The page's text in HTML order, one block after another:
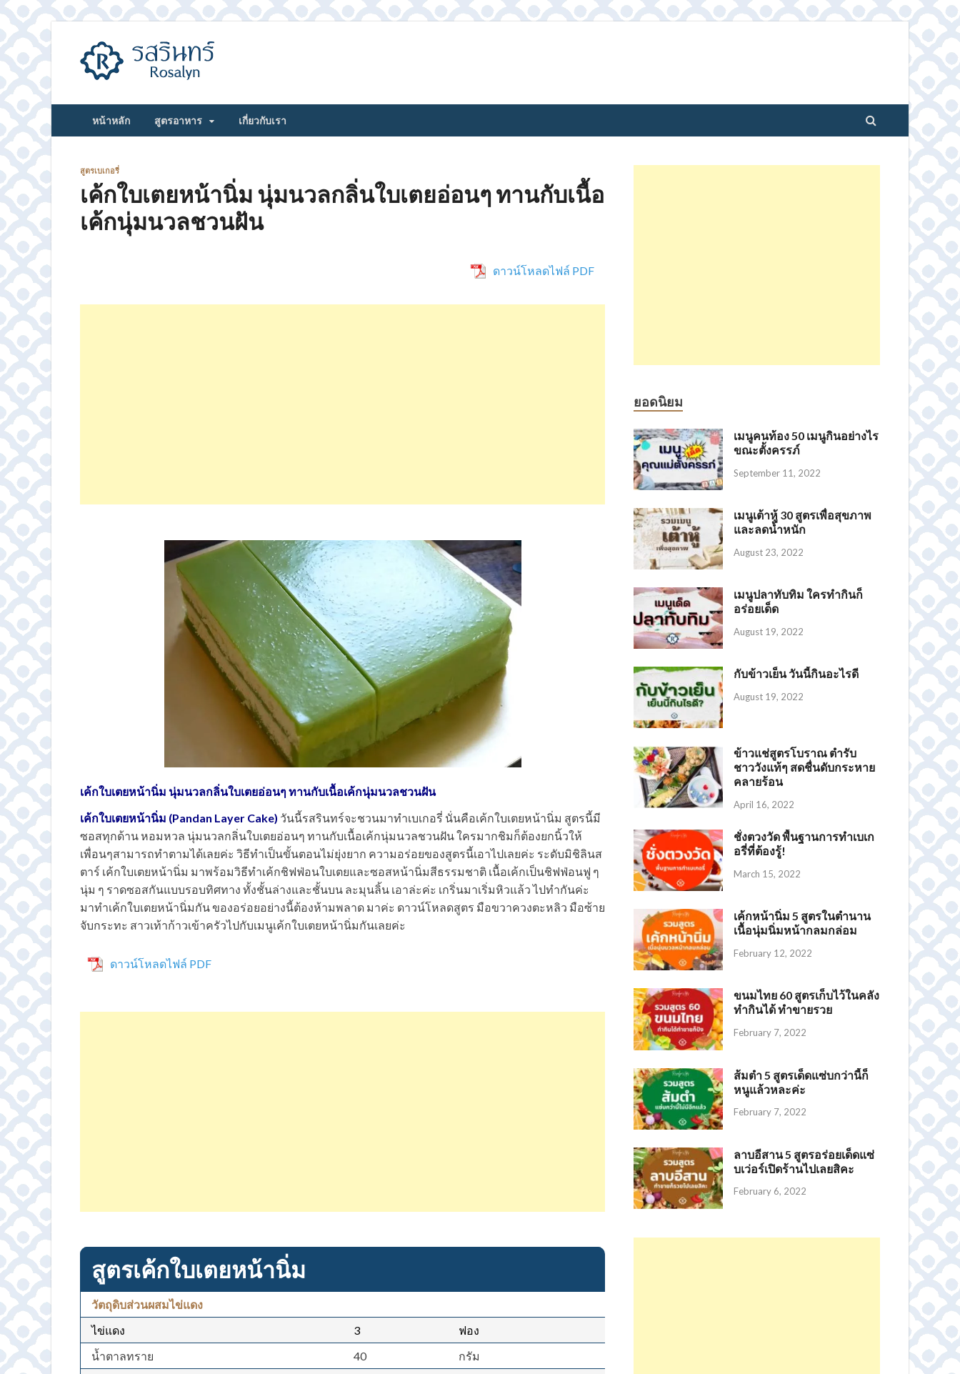
หน้าหลัก สูตรอาหาร เกี่ยวกับเรา
สูตรเบเกอรี่
เค้กใบเตยหน้านิ่ม นุ่มนวลกลิ่นใบเตยอ่อนๆ ทานกับเนื้อ
เค้กนุ่มนวลชวนฝัน
ดาวน์โหลดไฟล์ PDF
เค้กใบเตยหน้านิ่ม นุ่มนวลกลิ่นใบเตยอ่อนๆ ทานกับเนื้อเค้กนุ่มนวลชวนฝัน
เค้กใบเตยหน้านิ่ม (Pandan Layer Cake) วันนี้รสรินทร์จะชวนมาทำเบเกอรี่ นั่นคือเค้กใบเตยหน้านิ่ม สูตรนี้มี
ซอสทุกด้าน หอมหวล นุ่มนวลกลิ่นใบเตยอ่อนๆ ทานกับเนื้อเค้กนุ่มนวลชวนฝัน ใครมากชิมก็ต้องยกนิ้วให้
เพื่อนๆสามารถทำตามได้เลยค่ะ วิธีทำเป็นขั้นตอนไม่ยุ่งยาก ความอร่อยของสูตรนี้เอาไปเลยค่ะ ระดับมิชิลินส
ตาร์ เค้กใบเตยหน้านิ่ม มาพร้อมวิธีทำเค้กชิฟฟ่อนใบเตยและซอสหน้านิ่มสีธรรมชาติ เนื้อเค้กเป็นชิฟฟ่อนฟู ๆ
นุ่ม ๆ ราดซอสกันแบบรอบทิศทาง ทั้งชั้นล่างและชั้นบน ละมุนลิ้น เอาล่ะค่ะ เกริ่นมาเริ่มหิวแล้ว ไปทำกันค่ะ
มาทำเค้กใบเตยหน้านิ่มกัน ของอร่อยอย่างนี้ต้องห้ามพลาด มาค่ะ ดาวน์โหลดสูตร มือขวาควงตะหลิว มือซ้าย
จับกระทะ สาวเท้าก้าวเข้าครัวไปกับเมนูเค้กใบเตยหน้านิ่มกันเลยค่ะ
ดาวน์โหลดไฟล์ PDF
สูตรเค้กใบเตยหน้านิ่ม
วัตถุดิบส่วนผสมไข่แดง
ไข่แดง
3
ฟอง
น้ำตาลทราย
40
กรัม
ยอดนิยม
เมนูคนท้อง 50 เมนูกินอย่างไร
ขณะตั้งครรภ์
September 11, 2022
เมนูเต้าหู้ 30 สูตรเพื่อสุขภาพ
และลดน้ำหนัก
August 23, 2022
เมนูปลาทับทิม ใครทำกินก็
อร่อยเด็ด
August 19, 2022
กับข้าวเย็น วันนี้กินอะไรดี
August 19, 2022
ข้าวแช่สูตรโบราณ ตำรับ
ชาววังแท้ๆ สดชื่นดับกระหาย
คลายร้อน
April 16, 2022
ชั่งตวงวัด พื้นฐานการทำเบเก
อรี่ที่ต้องรู้!
March 15, 2022
เค้กหน้านิ่ม 5 สูตรในตำนาน
เนื้อนุ่มนิ่มหน้ากลมกล่อม
February 12, 2022
ขนมไทย 60 สูตรเก็บไว้ในคลัง
ทำกินได้ ทำขายรวย
February 7, 2022
ส้มตำ 5 สูตรเด็ดแซ่บกว่านี้ก็
หนูแล้วหละค่ะ
February 7, 2022
ลาบอีสาน 5 สูตรอร่อยเด็ดแซ่
บเว่อร์เปิดร้านไปเลยสิคะ
February 6, 2022